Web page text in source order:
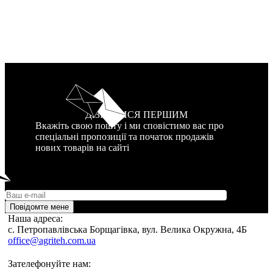
ДІЗНАТИСЯ ПЕРШИМ
Вкажіть свою пошту і ми сповістимо вас про
спеціальні пропозиції та початок продажів
нових товарів на сайті
Повідомте мене
Наша адреса:
c. Петропавлівська Борщагівка, вул. Велика Окружна, 4Б
office@agriteh.com.ua
Зателефонуйте нам: